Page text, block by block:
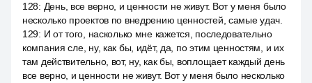
128: День, все верно, и ценности не живут. Вот у меня было
несколько проектов по внедрению ценностей, самые удач.
129: И от того, насколько мне кажется, последовательно
компания сле, ну, как бы, идёт, да, по этим ценностям, и их
там действительно, вот, ну, как бы, воплощает каждый день
все верно, и ценности не живут. Вот у меня было несколько